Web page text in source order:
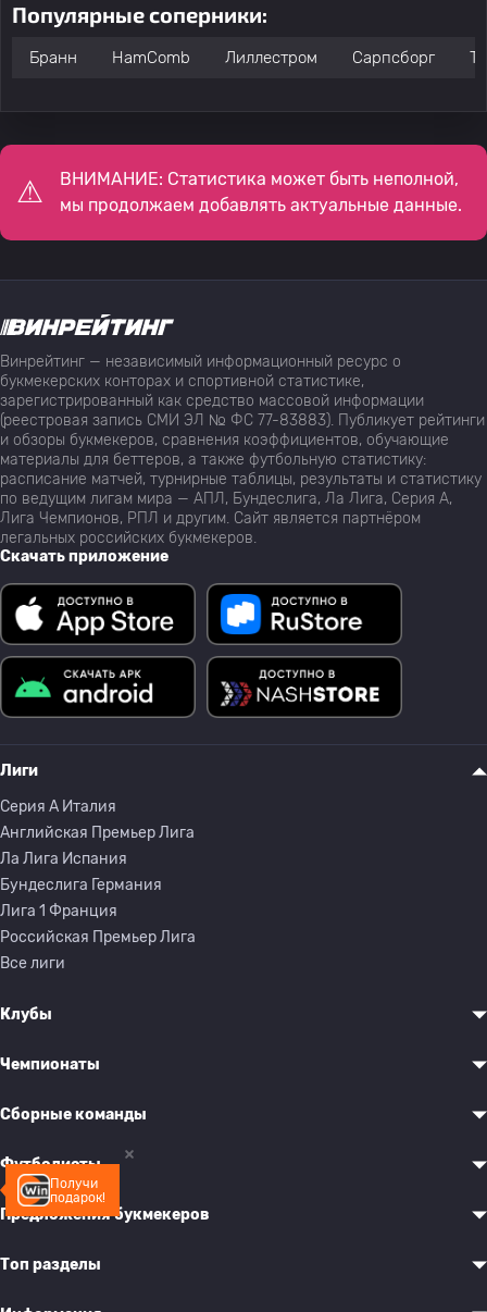
Популярные соперники:
Бранн HamComb Лиллестром Сарпсборг
ВНИМАНИЕ: Статистика может быть неполной,
мы продолжаем добавлять актуальные данные.
Получи
подарок!
Винрейтинг — независимый информационный ресурс о
букмекерских конторах и спортивной статистике,
зарегистрированный как средство массовой информации
(реестровая запись СМИ ЭЛ № ФС 77-83883). Публикует рейтинги
и обзоры букмекеров, сравнения коэффициентов, обучающие
материалы для беттеров, а также футбольную статистику:
расписание матчей, турнирные таблицы, результаты и статистику
по ведущим лигам мира — АПЛ, Бундеслига, Ла Лига, Серия А,
Лига Чемпионов, РПЛ и другим. Сайт является партнёром
легальных российских букмекеров.
Скачать приложение
Лиги
Серия A Италия
Английская Премьер Лига
Ла Лига Испания
Бундеслига Германия
Лига 1 Франция
Российская Премьер Лига
Все лиги
Клубы
Чемпионаты
Сборные команды
Футболисты
Предложения букмекеров
Топ разделы